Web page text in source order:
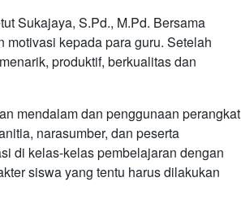
Sukajaya, S.Pd., M.Pd. Bersama
motivasi kepada para guru. Setelah
produktif, berkualitas dan
mendalam dan penggunaan perangkat
narasumber, dan peserta
di kelas-kelas pembelajaran dengan
siswa yang tentu harus dilakukan